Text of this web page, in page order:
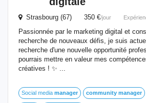
Strasbourg (67) 350 €/jour
Passionnée par le marketing digital et
recherche de nouveaux défis, je suis
recherche d'une nouvelle opportunité
pourrais mettre en valeur mes
créatives ! ✨ ...
Social media manager community manager